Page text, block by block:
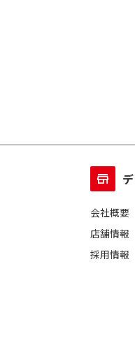
会社概要
店舗情報
採用情報